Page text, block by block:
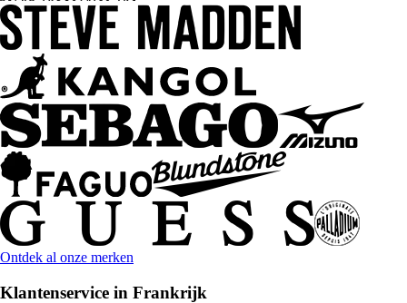
Ontdek al onze merken
Klantenservice in Frankrijk